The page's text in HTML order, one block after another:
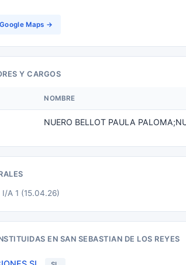
Maps →
Y CARGOS
NOMBRE
NUERO BELLOT PAULA
A 1 (15.04.26)
EN SAN SEBASTIAN DE LOS REYES